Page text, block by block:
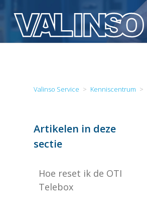
Valinso Service Kenniscentrum
Artikelen in deze
sectie
Hoe reset ik de OTI
Telebox